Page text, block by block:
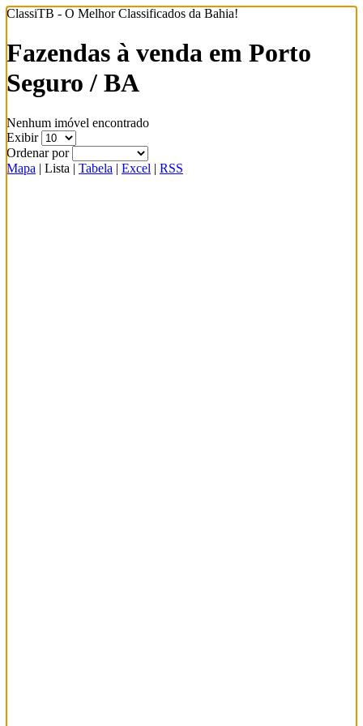
ClassiTB - O Melhor Classificados da Bahia!
Fazendas à venda em Porto
Seguro / BA
Nenhum imóvel encontrado
Exibir
Ordenar por
Mapa | Lista | Tabela | Excel | RSS